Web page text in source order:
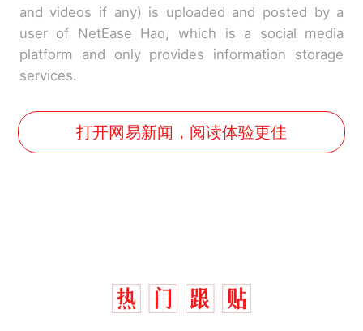
and videos if any) is uploaded and posted by a
user of NetEase Hao, which is a social media
platform and only provides information storage
services.
打开网易新闻，阅读体验更佳
全部作废，公平么？
新
全球唯一没有法定首都的国